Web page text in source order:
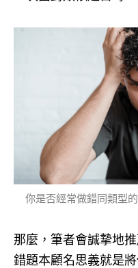
你是否經常做錯同類型
那麼，筆者會誠摯地
錯題本顧名思義就是